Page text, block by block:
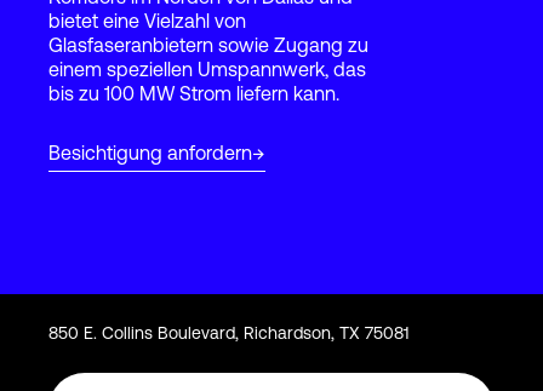
Login
bietet eine Vielzahl von
Glasfaseranbietern sowie Zugang zu
einem speziellen Umspannwerk, das
bis zu 100 MW Strom liefern kann.
Besichtigung anfordern
850 E. Collins Boulevard, Richardson, TX 75081